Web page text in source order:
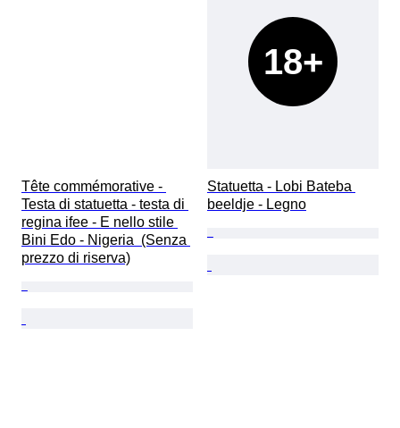
Tête commémorative -
Testa di statuetta - testa di
regina ifee - E nello stile
Bini Edo - Nigeria  (Senza
prezzo di riserva)
18+
Statuetta - Lobi Bateba
beeldje - Legno